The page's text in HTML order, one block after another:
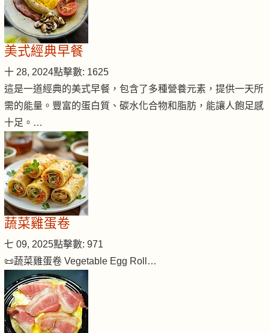
美式經典早餐
十 28, 2024點擊數: 1625
這是一道經典的美式早餐，包含了多種營養元素，提供一天所
需的能量。豐富的蛋白質、碳水化合物和脂肪，能讓人飽足感
十足。…
蔬菜雞蛋卷
七 09, 2025點擊數: 971
📜蔬菜雞蛋卷 Vegetable Egg Roll…